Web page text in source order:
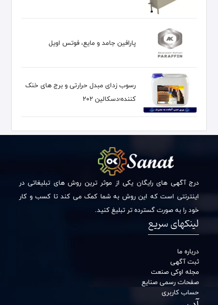
پارافین جامد و مایع، فوتس اویل
رسوب زدای مبدل حرارتی و برج های خنک
کننده؛دسکالین 202
درج آگهی های رایگان یکی از موثر ترین روش های تبلیغاتی در
اینترنتی است که این روش به شما کمک می کند تا کسب و کار
خود را به صورت گسترده تر تبلیغ کنید.
لینکهای سریع
درباره ما
ثبت آگهی
مجله اوکی صنعت
صفحات رسمی صنایع
حساب کاربری